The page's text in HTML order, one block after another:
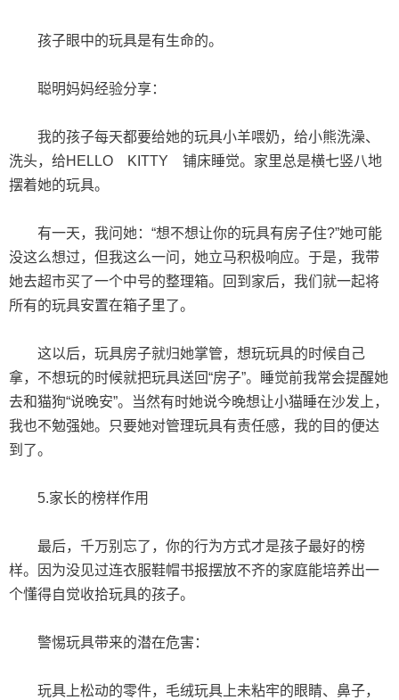
孩子眼中的玩具是有生命的。
聪明妈妈经验分享：
我的孩子每天都要给她的玩具小羊喂奶，给小熊洗澡、
洗头，给HELLO KITTY 铺床睡觉。家里总是横七竖八地
摆着她的玩具。
有一天，我问她：“想不想让你的玩具有房子住?”她可能
没这么想过，但我这么一问，她立马积极响应。于是，我带
她去超市买了一个中号的整理箱。回到家后，我们就一起将
所有的玩具安置在箱子里了。
这以后，玩具房子就归她掌管，想玩玩具的时候自己
拿，不想玩的时候就把玩具送回“房子”。睡觉前我常会提醒她
去和猫狗“说晚安”。当然有时她说今晚想让小猫睡在沙发上，
我也不勉强她。只要她对管理玩具有责任感，我的目的便达
到了。
5.家长的榜样作用
最后，千万别忘了，你的行为方式才是孩子最好的榜
样。因为没见过连衣服鞋帽书报摆放不齐的家庭能培养出一
个懂得自觉收拾玩具的孩子。
警惕玩具带来的潜在危害：
玩具上松动的零件，毛绒玩具上未粘牢的眼睛、鼻子，